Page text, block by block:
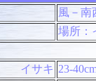
風－南
場所：
イサキ 23-